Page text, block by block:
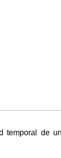
temporal de